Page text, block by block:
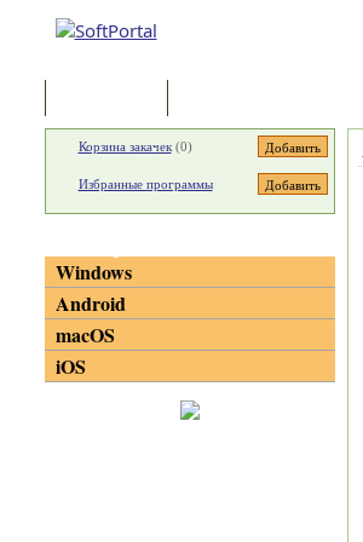
Корзина закачек(0)
Избранные программы
Windows
Android
macOS
iOS